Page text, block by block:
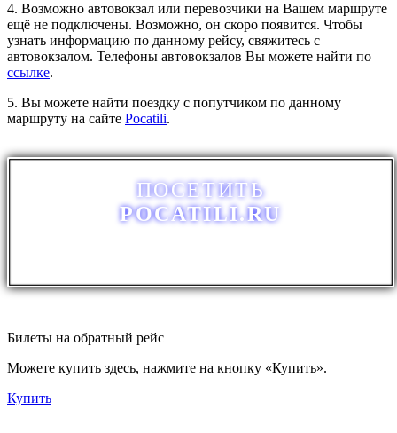
4. Возможно автовокзал или перевозчики на Вашем маршруте
ещё не подключены. Возможно, он скоро появится. Чтобы
узнать информацию по данному рейсу, свяжитесь с
автовокзалом. Телефоны автовокзалов Вы можете найти по
ссылке.
5. Вы можете найти поездку с попутчиком по данному
маршруту на сайте Pocatili.
ПОСЕТИТЬ
POCATILI.RU
Билеты на обратный рейс
Можете купить здесь, нажмите на кнопку «Купить».
Купить